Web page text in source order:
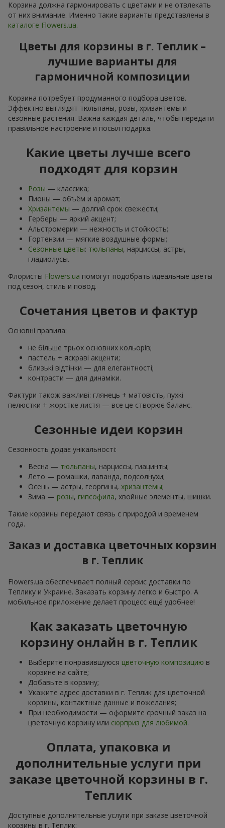
Корзина должна гармонировать с цветами и не отвлекать
от них внимание. Именно такие варианты представлены в
каталоге Flowers.ua.
Цветы для корзины в г. Теплик –
лучшие варианты для
гармоничной композиции
Корзина потребует продуманного подбора цветов.
Эффектно выглядят тюльпаны, розы, хризантемы и
сезонные растения. Важна каждая деталь, чтобы передати
правильное настроение и посыл подарка.
Какие цветы лучше всего
подходят для корзин
Розы — классика;
Пионы — объём и аромат;
Хризантемы — долгий срок свежести;
Герберы — яркий акцент;
Альстромерии — нежность и стойкость;
Гортензии — мягкие воздушные формы;
Сезонные цветы: тюльпаны, нарциссы, астры,
гладиолусы.
Флористы Flowers.ua помогут подобрать идеальные цветы
под сезон, стиль и повод.
Сочетания цветов и фактур
Основні правила:
не більше трьох основних кольорів;
пастель + яскраві акценти;
близькі відтінки — для елегантності;
контрасти — для динаміки.
Фактури також важливі: глянець + матовість, пухкі
пелюстки + жорстке листя — все це створює баланс.
Сезонные идеи корзин
Сезонность додає унікальності:
Весна — тюльпаны, нарциссы, гиацинты;
Лето — ромашки, лаванда, подсолнухи;
Осень — астры, георгины, хризантемы;
Зима — розы, гипсофила, хвойные элементы, шишки.
Такие корзины передают связь с природой и временем
года.
Заказ и доставка цветочных корзин
в г. Теплик
Flowers.ua обеспечивает полный сервис доставки по
Теплику и Украине. Заказать корзину легко и быстро. А
мобильное приложение делает процесс ещё удобнее!
Как заказать цветочную
корзину онлайн в г. Теплик
Выберите понравившуюся цветочную композицию в
корзине на сайте;
Добавьте в корзину;
Укажите адрес доставки в г. Теплик для цветочной
корзины, контактные данные и пожелания;
При необходимости — оформите срочный заказ на
цветочную корзину или сюрприз для любимой.
Оплата, упаковка и
дополнительные услуги при
заказе цветочной корзины в г.
Теплик
Доступные дополнительные услуги при заказе цветочной
корзины в г. Теплик: